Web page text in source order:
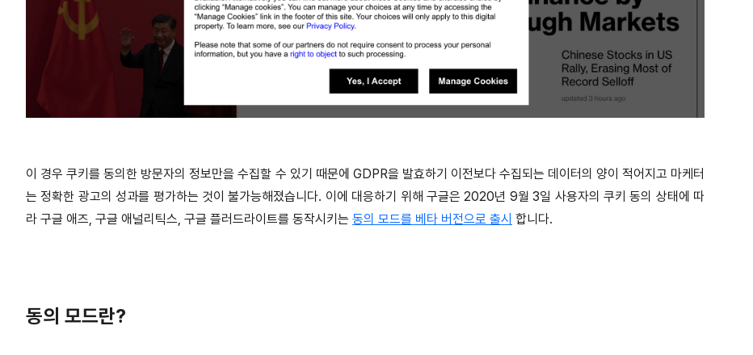
이 경우 쿠키를 동의한 방문자의 정보만을 수집할 수 있기 때문에 GDPR을 발효하기 이전보다 수집되는 데이터의 양이 적어지고 마케터
는 정확한 광고의 성과를 평가하는 것이 불가능해졌습니다. 이에 대응하기 위해 구글은 2020년 9월 3일 사용자의 쿠키 동의 상태에 따
라 구글 애즈, 구글 애널리틱스, 구글 플러드라이트를 동작시키는 동의 모드를 베타 버전으로 출시 합니다.
동의 모드란?